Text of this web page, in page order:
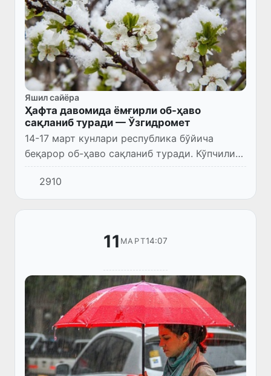
Яшил сайёра
Ҳафта давомида ёмғирли об-ҳаво
сақланиб туради — Ўзгидромет
14-17 март кунлари республика бўйича
беқарор об-ҳаво сақланиб туради. Кўпчилик
вилоятларда вақти-вақти билан ёмғир ёғади,
14-16 март кунлари баъзи жойларда кучли
бўлади, момақалдир...
2910
11 МАРТ14:07